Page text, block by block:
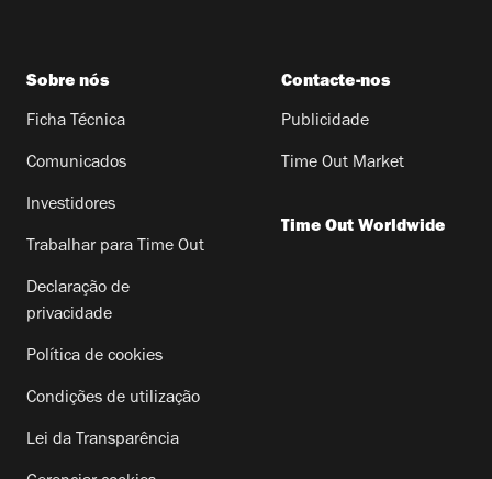
Sobre nós
Ficha Técnica
Comunicados
Investidores
Trabalhar para Time Out
Declaração de
privacidade
Política de cookies
Condições de utilização
Lei da Transparência
Contacte-nos
Publicidade
Time Out Market
Time Out Worldwide